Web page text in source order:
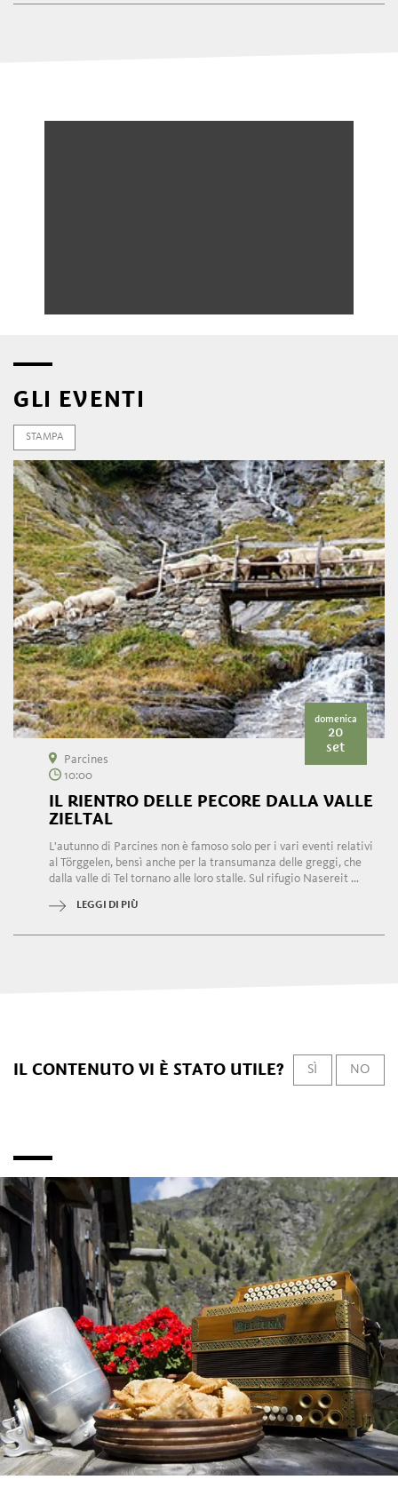
GLI EVENTI
STAMPA
domenica
20
set
Parcines
10:00
IL RIENTRO DELLE PECORE DALLA VALLE
ZIELTAL
L'autunno di Parcines non è famoso solo per i vari eventi relativi
al Törggelen, bensì anche per la transumanza delle greggi, che
dalla valle di Tel tornano alle loro stalle. Sul rifugio Nasereit ...
LEGGI DI PIÙ
IL CONTENUTO VI È STATO UTILE? SÌ NO